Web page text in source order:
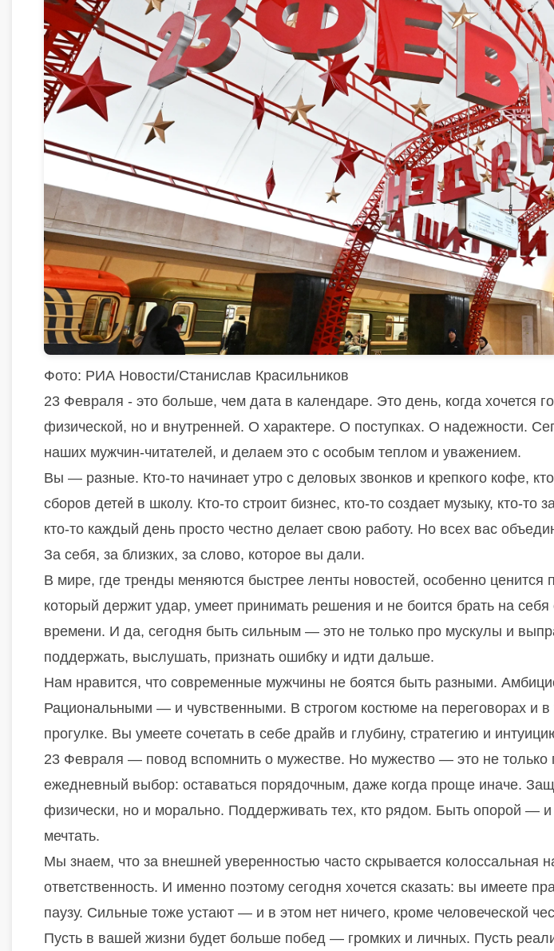
Фото: РИА Новости/Станислав Красильников
23 Февраля - это больше, чем дата в календаре. Это день, когда хочется
физической, но и внутренней. О характере. О поступках. О надежности.
наших мужчин-читателей, и делаем это с особым теплом и уважением.
Вы — разные. Кто-то начинает утро с деловых звонков и крепкого кофе,
сборов детей в школу. Кто-то строит бизнес, кто-то создает музыку, кто-
кто-то каждый день просто честно делает свою работу. Но всех вас
За себя, за близких, за слово, которое вы дали.
В мире, где тренды меняются быстрее ленты новостей, особенно ценится
который держит удар, умеет принимать решения и не боится брать на
времени. И да, сегодня быть сильным — это не только про мускулы и
поддержать, выслушать, признать ошибку и идти дальше.
Нам нравится, что современные мужчины не боятся быть разными.
Рациональными — и чувственными. В строгом костюме на переговорах и в
прогулке. Вы умеете сочетать в себе драйв и глубину, стратегию и
23 Февраля — повод вспомнить о мужестве. Но мужество — это не только
ежедневный выбор: оставаться порядочным, даже когда проще иначе.
физически, но и морально. Поддерживать тех, кто рядом. Быть опорой — и
мечтать.
Мы знаем, что за внешней уверенностью часто скрывается колоссальная
ответственность. И именно поэтому сегодня хочется сказать: вы имеете
паузу. Сильные тоже устают — и в этом нет ничего, кроме человеческой
Пусть в вашей жизни будет больше побед — громких и личных. Пусть